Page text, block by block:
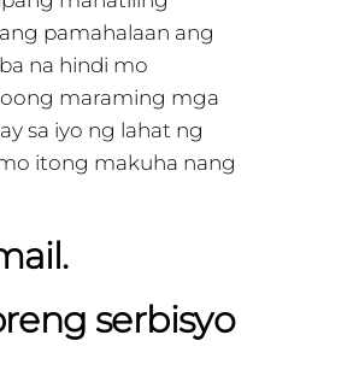
pamahalaan ang
na hindi mo
maraming mga
sa iyo ng lahat ng
itong makuha nang
serbisyo